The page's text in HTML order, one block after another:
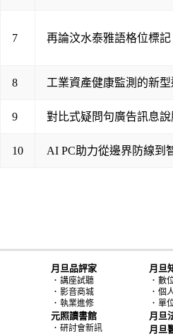
7 再論汶水泰雅語格位標記
8 工業資產健康監測的新
9 對比式疑問句廣告訊息說
10 AI PC助力從邊界防線到
月旦品評家
． 講座試聽
． 影音商城
． 執業進修
元照讀書館
． 研討會新訊
月旦
． 數
． 個
． 單
月旦
月旦